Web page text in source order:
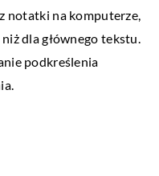
notatki na komputerze,
dla głównego tekstu.
podkreślenia